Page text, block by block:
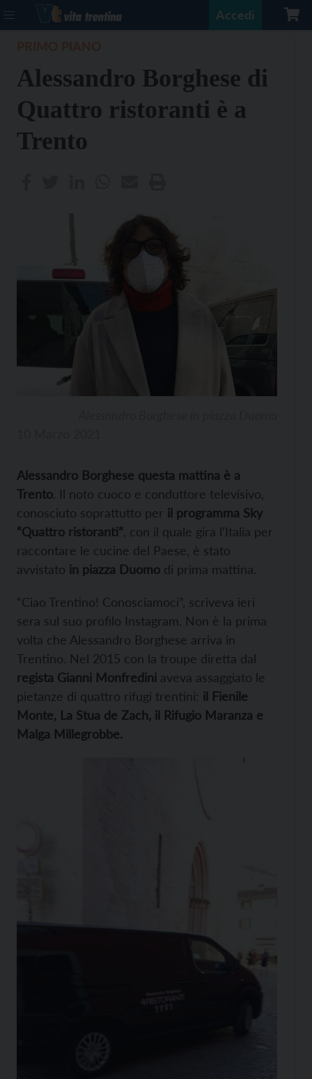
Accedi
Alessandro Borghese di
Quattro ristoranti è a
Trento
Alessandro Borghese questa mattina è a
Trento. Il noto cuoco e conduttore televisivo,
conosciuto soprattutto per il programma Sky
“Quattro ristoranti” , con il quale gira l’Italia per
raccontare le cucine del Paese, è stato
avvistato in piazza Duomo di prima mattina.
“Ciao Trentino! Conosciamoci”, scriveva ieri
sera sul suo profilo Instagram. Non è la prima
volta che Alessandro Borghese arriva in
Trentino. Nel 2015 con la troupe diretta dal
regista Gianni Monfredini aveva assaggiato le
pietanze di quattro rifugi trentini: il Fienile
Monte, La Stua de Zach, il Rifugio Maranza e
Malga Millegrobbe.